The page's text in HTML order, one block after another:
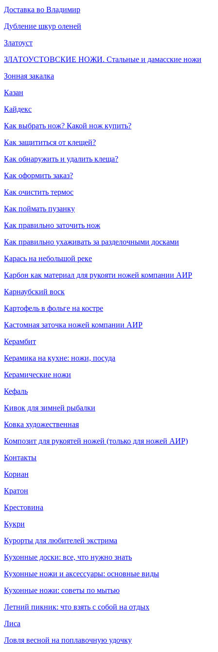
Доставка во Владимир
Дубление шкур оленей
Златоуст
ЗЛАТОУСТОВСКИЕ НОЖИ. Стальные и дамасские ножи
Зонная закалка
Казан
Кайдекс
Как выбрать нож? Какой нож купить?
Как защититься от клещей?
Как обнаружить и удалить клеща?
Как оформить заказ?
Как очистить термос
Как поймать пузанку
Как правильно заточить нож
Как правильно ухаживать за разделочными досками
Карась на небольшой реке
Карбон как материал для рукояти ножей компании АИР
Карнаубский воск
Картофель в фольге на костре
Кастомная заточка ножей компании АИР
Керамбит
Керамика на кухне: ножи, посуда
Керамические ножи
Кефаль
Кивок для зимней рыбалки
Ковка художественная
Композит для рукоятей ножей (только для ножей АИР)
Контакты
Кориан
Кратон
Крестовина
Кукри
Курорты для любителей экстрима
Кухонные доски: все, что нужно знать
Кухонные ножи и аксессуары: основные виды
Кухонные ножи: советы по мытью
Летний пикник: что взять с собой на отдых
Лиса
Ловля весной на поплавочную удочку